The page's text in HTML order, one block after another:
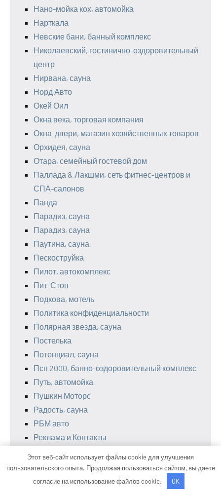
Нано-мойка кох, автомойка
Нарткала
Невские бани, банный комплекс
Николаевский, гостинично-оздоровительный
центр
Нирвана, сауна
Норд Авто
Окей Оил
Окна века, торговая компания
Окна-двери, магазин хозяйственных товаров
Орхидея, сауна
Отара, семейный гостевой дом
Паллада & Лакшми, сеть фитнес-центров и
СПА-салонов
Панда
Парадиз, сауна
Парадиз, сауна
Паутина, сауна
Пескоструйка
Пилот, автокомплекс
Пит-Стоп
Подкова, мотель
Политика конфиденциальности
Полярная звезда, сауна
Постелька
Потенциал, сауна
Псп 2000, банно-оздоровительный комплекс
Путь, автомойка
Пушкин Моторс
Радость, сауна
РБМ авто
Реклама и Контакты
Росинка
Этот веб-сайт использует файлы cookie для улучшения
пользовательского опыта. Продолжая пользоваться сайтом, вы даете
согласие на использование файлов cookie.
OK